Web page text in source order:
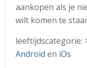
aankopen als je
wilt komen te
leeftijdscategorie:
Android en iOs